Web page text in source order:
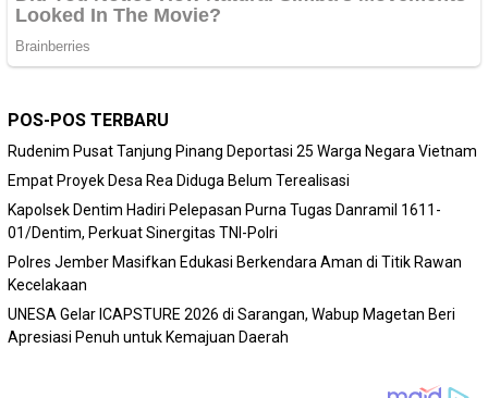
POS-POS TERBARU
Rudenim Pusat Tanjung Pinang Deportasi 25 Warga Negara Vietnam
Empat Proyek Desa Rea Diduga Belum Terealisasi
Kapolsek Dentim Hadiri Pelepasan Purna Tugas Danramil 1611-
01/Dentim, Perkuat Sinergitas TNI-Polri
Polres Jember Masifkan Edukasi Berkendara Aman di Titik Rawan
Kecelakaan
‎UNESA Gelar ICAPSTURE 2026 di Sarangan, Wabup Magetan Beri
Apresiasi Penuh untuk Kemajuan Daerah